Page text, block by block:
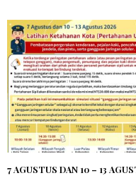
7 AGUSTUS DAN 10 – 13